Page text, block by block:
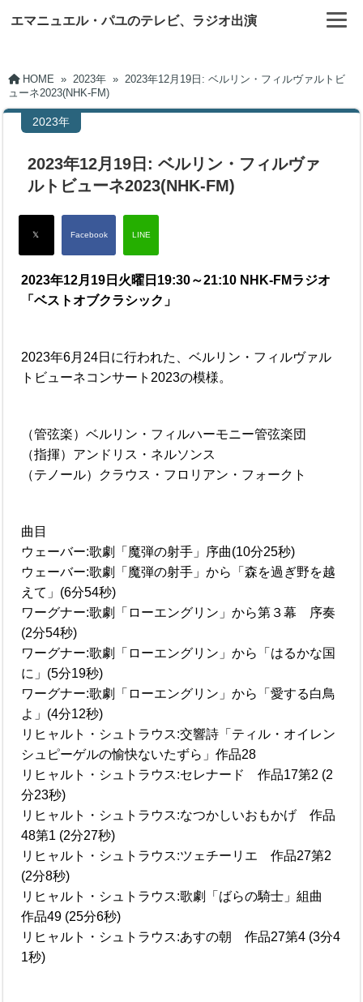
エマニュエル・パユのテレビ、ラジオ出演
HOME » 2023年 » 2023年12月19日: ベルリン・フィルヴァルトビ
ューネ2023(NHK-FM)
2023年
2023年12月19日: ベルリン・フィルヴァ
ルトビューネ2023(NHK-FM)
2023年12月19日火曜日19:30～21:10 NHK-FMラジオ
「ベストオブクラシック」
2023年6月24日に行われた、ベルリン・フィルヴァル
トビューネコンサート2023の模様。
（管弦楽）ベルリン・フィルハーモニー管弦楽団
（指揮）アンドリス・ネルソンス
（テノール）クラウス・フロリアン・フォークト
曲目
ウェーバー:歌劇「魔弾の射手」序曲(10分25秒)
ウェーバー:歌劇「魔弾の射手」から「森を過ぎ野を越
えて」(6分54秒)
ワーグナー:歌劇「ローエングリン」から第３幕 序奏
(2分54秒)
ワーグナー:歌劇「ローエングリン」から「はるかな国
に」(5分19秒)
ワーグナー:歌劇「ローエングリン」から「愛する白鳥
よ」(4分12秒)
リヒャルト・シュトラウス:交響詩「ティル・オイレン
シュピーゲルの愉快ないたずら」作品28
リヒャルト・シュトラウス:セレナード 作品17第2 (2
分23秒)
リヒャルト・シュトラウス:なつかしいおもかげ 作品
48第1 (2分27秒)
リヒャルト・シュトラウス:ツェチーリエ 作品27第2
(2分8秒)
リヒャルト・シュトラウス:歌劇「ばらの騎士」組曲
作品49 (25分6秒)
リヒャルト・シュトラウス:あすの朝 作品27第4 (3分4
1秒)